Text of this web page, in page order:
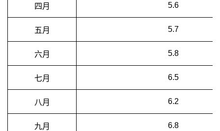
四月 5.6
五月 5.7
六月 5.8
七月 6.5
八月 6.2
九月 6.8